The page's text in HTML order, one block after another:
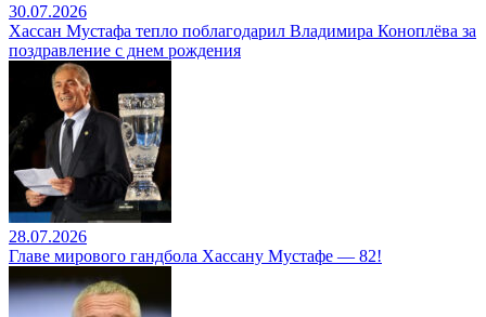
30.07.2026
Хассан Мустафа тепло поблагодарил Владимира Коноплёва за
поздравление с днем рождения
28.07.2026
Главе мирового гандбола Хассану Мустафе — 82!